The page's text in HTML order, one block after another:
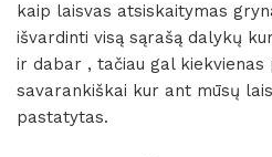
kaip laisvas atsiskaitymas
išvardinti visą sąrašą dalykų
ir dabar , tačiau gal kiekvienas
savarankiškai kur ant mūsų
pastatytas.